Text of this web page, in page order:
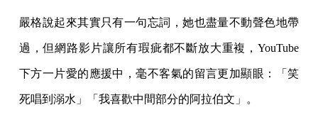
嚴格說起來其實只有一句忘詞，她也盡量不動聲色地帶
過，但網路影片讓所有瑕疵都不斷放大重複，YouTube
下方一片愛的應援中，毫不客氣的留言更加顯眼：「笑
死唱到溺水」「我喜歡中間部分的阿拉伯文」。